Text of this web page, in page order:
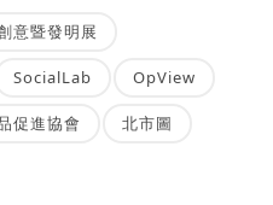
意暨發明展
SocialLab OpView
促進協會 北市圖